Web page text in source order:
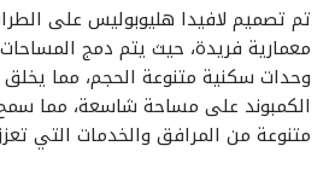
تم تصميم لافيدا هليوبوليس على
معمارية فريدة، حيث يتم دمج
وحدات سكنية متنوعة الحجم، مما يخلق
الكمبوند على مساحة شاسعة، مما
متنوعة من المرافق والخدمات التي